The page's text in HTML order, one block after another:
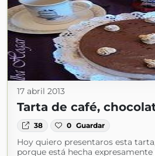
17 abril 2013
Tarta de café,
38 0 Guardar
Hoy quiero presentaros esta
porque está hecha